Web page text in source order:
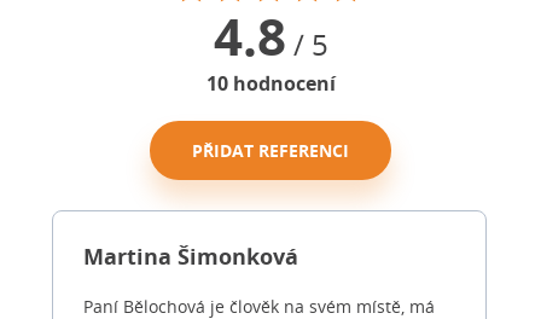
4.8 / 5
10hodnocení
PŘIDAT REFERENCI
Martina Šimonková
Paní Bělochová je člověk na svém místě, má